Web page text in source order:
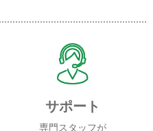
サポート
専門スタッフが